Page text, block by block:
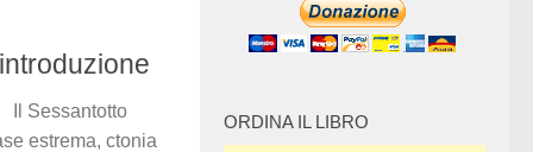
Il Sessantotto
estrema, ctonia
ORDINA IL LIBRO